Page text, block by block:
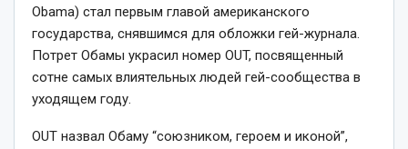
Obama) стал первым главой американского
государства, снявшимся для обложки гей-журнала.
Потрет Обамы украсил номер OUT, посвященный
сотне самых влиятельных людей гей-сообщества в
уходящем году.
OUT назвал Обаму “союзником, героем и иконой”,